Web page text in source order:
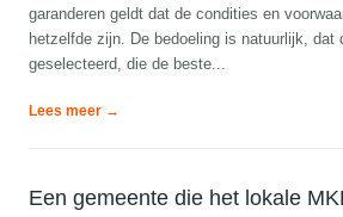
garanderen geldt dat de condities en
hetzelfde zijn. De bedoeling is natuurlijk, dat
geselecteerd, die de beste...
Lees meer →
Een gemeente die het lokale